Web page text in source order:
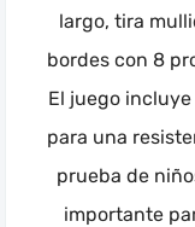
largo, tira
bordes con 8
El juego
para una
prueba de
importante